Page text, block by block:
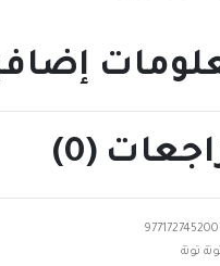
(0)
توتة